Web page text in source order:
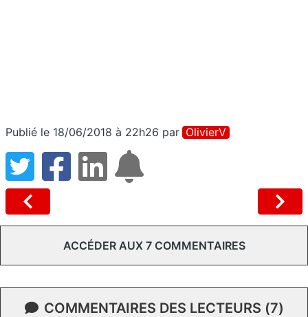
Publié le 18/06/2018 à 22h26 par OlivierV
ACCÉDER AUX 7 COMMENTAIRES
COMMENTAIRES DES LECTEURS (7)